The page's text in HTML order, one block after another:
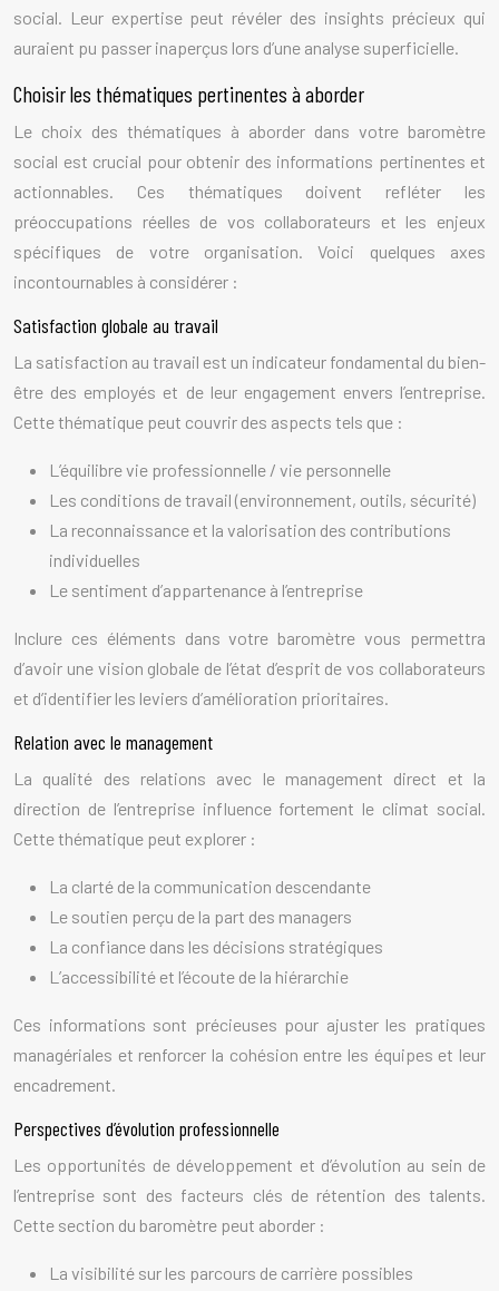
social. Leur expertise peut révéler des insights précieux qui
auraient pu passer inaperçus lors d’une analyse superficielle.
Choisir les thématiques pertinentes à aborder
Le choix des thématiques à aborder dans votre baromètre
social est crucial pour obtenir des informations pertinentes et
actionnables. Ces thématiques doivent refléter les
préoccupations réelles de vos collaborateurs et les enjeux
spécifiques de votre organisation. Voici quelques axes
incontournables à considérer :
Satisfaction globale au travail
La satisfaction au travail est un indicateur fondamental du bien-
être des employés et de leur engagement envers l’entreprise.
Cette thématique peut couvrir des aspects tels que :
L’équilibre vie professionnelle / vie personnelle
Les conditions de travail (environnement, outils, sécurité)
La reconnaissance et la valorisation des contributions
individuelles
Le sentiment d’appartenance à l’entreprise
Inclure ces éléments dans votre baromètre vous permettra
d’avoir une vision globale de l’état d’esprit de vos collaborateurs
et d’identifier les leviers d’amélioration prioritaires.
Relation avec le management
La qualité des relations avec le management direct et la
direction de l’entreprise influence fortement le climat social.
Cette thématique peut explorer :
La clarté de la communication descendante
Le soutien perçu de la part des managers
La confiance dans les décisions stratégiques
L’accessibilité et l’écoute de la hiérarchie
Ces informations sont précieuses pour ajuster les pratiques
managériales et renforcer la cohésion entre les équipes et leur
encadrement.
Perspectives d’évolution professionnelle
Les opportunités de développement et d’évolution au sein de
l’entreprise sont des facteurs clés de rétention des talents.
Cette section du baromètre peut aborder :
La visibilité sur les parcours de carrière possibles